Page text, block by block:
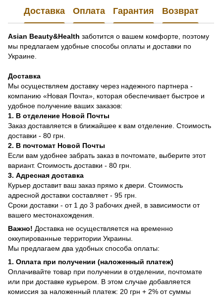
Доставка Оплата Гарантия Возврат
Asian Beauty&Health заботится о вашем комфорте, поэтому
мы предлагаем удобные способы оплаты и доставки по
Украине.
Доставка
Мы осуществляем доставку через надежного партнера -
компанию «Новая Почта», которая обеспечивает быстрое и
удобное получение ваших заказов:
1. В отделение Новой Почты
Заказ доставляется в ближайшее к вам отделение. Стоимость
доставки - 80 грн.
2. В почтомат Новой Почты
Если вам удобнее забрать заказ в почтомате, выберите этот
вариант. Стоимость доставки - 80 грн.
3. Адресная доставка
Курьер доставит ваш заказ прямо к двери. Стоимость
адресной доставки составляет - 95 грн.
Сроки доставки - от 1 до 3 рабочих дней, в зависимости от
вашего местонахождения.
Важно! Доставка не осуществляется на временно
оккупированные территории Украины.
Мы предлагаем два удобных способа оплаты:
1. Оплата при получении (наложенный платеж)
Оплачивайте товар при получении в отделении, почтомате
или при доставке курьером. В этом случае добавляется
комиссия за наложенный платеж: 20 грн + 2% от суммы